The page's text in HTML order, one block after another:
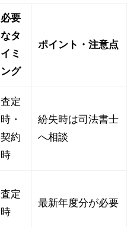
必要
なタ
イミ
ング
ポイント・注意点
査定
時・
契約
時
紛失時は司法書士
へ相談
査定
時
最新年度分が必要